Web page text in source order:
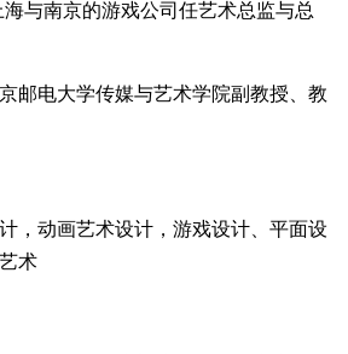
海与南京的游戏公司任艺术总监与总
邮电大学传媒与艺术学院副教授、教
，动画艺术设计，游戏设计、平面设
术